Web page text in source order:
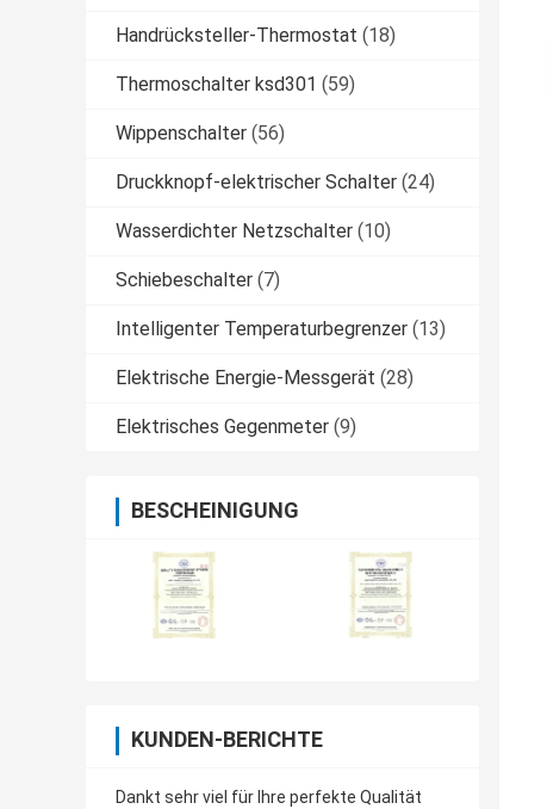
Handrücksteller-Thermostat (18)
Thermoschalter ksd301 (59)
Wippenschalter (56)
Druckknopf-elektrischer Schalter (24)
Wasserdichter Netzschalter (10)
Schiebeschalter (7)
Intelligenter Temperaturbegrenzer (13)
Elektrische Energie-Messgerät (28)
Elektrisches Gegenmeter (9)
BESCHEINIGUNG
KUNDEN-BERICHTE
Dankt sehr viel für Ihre perfekte Qualität